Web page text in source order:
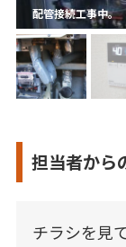
配管接続工事中。
担当者から
チラシを見